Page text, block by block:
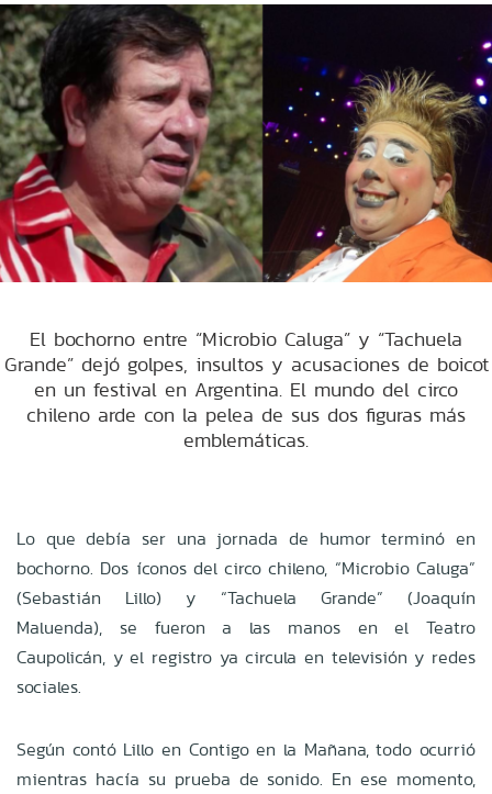
El bochorno entre “Microbio Caluga” y “Tachuela
Grande” dejó golpes, insultos y acusaciones de boicot
en un festival en Argentina. El mundo del circo
chileno arde con la pelea de sus dos figuras más
emblemáticas.
Lo que debía ser una jornada de humor terminó en
bochorno. Dos íconos del circo chileno, “Microbio Caluga”
(Sebastián Lillo) y “Tachuela Grande” (Joaquín
Maluenda), se fueron a las manos en el Teatro
Caupolicán, y el registro ya circula en televisión y redes
sociales.
Según contó Lillo en Contigo en la Mañana, todo ocurrió
mientras hacía su prueba de sonido. En ese momento,